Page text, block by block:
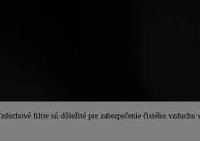
filtre sú dôležité pre zabezpečenie čistého